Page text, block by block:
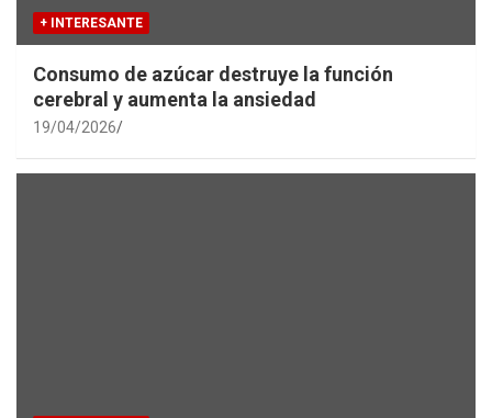
+ INTERESANTE
Consumo de azúcar destruye la función
cerebral y aumenta la ansiedad
19/04/2026